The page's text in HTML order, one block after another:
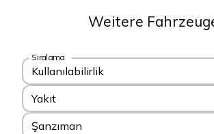
Weitere
Sıralama
Kullanılabilirlik
Yakıt
Şanzıman